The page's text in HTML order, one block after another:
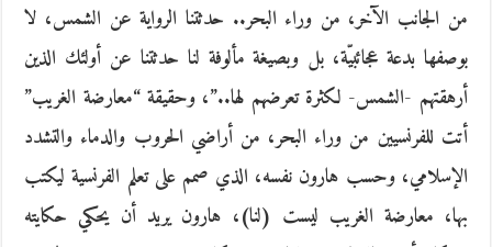
من الجانب الآخر، من وراء البحر.. حدثتنا الرواية عن الشمس، لا
بوصفها بدعة عجائبيّة، بل وبصيغة مألوفة لنا حدثتنا عن أولئك الذين
أرهقتهم -الشمس- لكثرة تعرضهم لها..”، وحقيقة “معارضة الغريب”
أتت للفرنسيين من وراء البحر، من أراضي الحروب والدماء والتشدد
الإسلامي، وحسب هارون نفسه، الذي صمم على تعلم الفرنسية ليكتب
بها، معارضة الغريب ليست (لنا)، هارون يريد أن يحكي حكايته